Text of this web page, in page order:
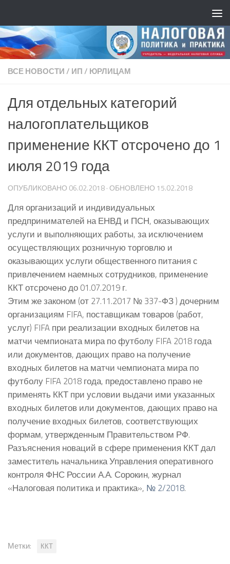
ВСЕ НОВОСТИ/ ИП/ ЮРЛИЦАМ
Для отдельных категорий
налогоплательщиков
применение ККТ отсрочено до 1
июля 2019 года
ОПУБЛИКОВАНО 06.02.2018· ОБНОВЛЕНО 15.02.2018
Для организаций и индивидуальных
предпринимателей на ЕНВД и ПСН, оказывающих
услуги и выполняющих работы, за исключением
осуществляющих розничную торговлю и
оказывающих услуги общественного питания с
привлечением наемных сотрудников, применение
ККТ отсрочено до 01.07.2019 г.
Этим же законом (от 27.11.2017 № 337-ФЗ ) дочерним
организациям FIFA, поставщикам товаров (работ,
услуг) FIFA при реализации входных билетов на
матчи чемпионата мира по футболу FIFA 2018 года
или документов, дающих право на получение
входных билетов на матчи чемпионата мира по
футболу FIFA 2018 года, предоставлено право не
применять ККТ при условии выдачи ими указанных
входных билетов или документов, дающих право на
получение входных билетов, соответствующих
формам, утвержденным Правительством РФ.
Разъяснения новаций в сфере применения ККТ дал
заместитель начальника Управления оперативного
контроля ФНС России А.А. Сорокин, журнал
«Налоговая политика и практика», № 2/2018.
Метки: ККТ